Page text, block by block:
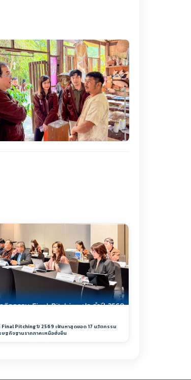
Final Pitching ปี 2569 เฟ้นหาสุดยอด 17 นวัตกรรม
ฐกิจฐานรากภาคเหนือยั่งยืน